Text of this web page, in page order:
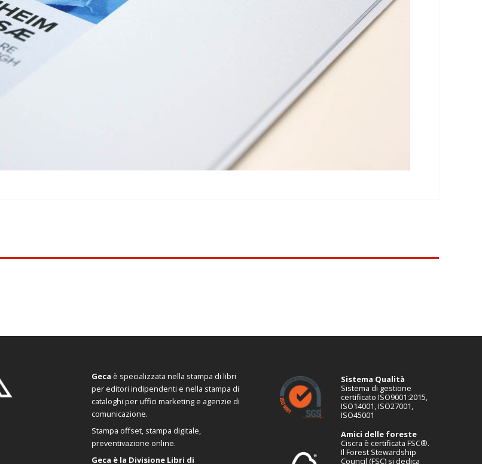
Geca è specializzata nella stampa di libri
per editori indipendenti e nella stampa di
cataloghi per uffici marketing e agenzie di
comunicazione.
Stampa offset, stampa digitale,
preventivazione online.
Geca è la Divisione Libri di
Sistema Qualità
Sistema di gestione
certificato ISO9001:2015,
ISO14001, ISO27001,
ISO45001
Amici delle foreste
Ciscra è certificata FSC®.
Il Forest Stewardship
Council (FSC) si dedica